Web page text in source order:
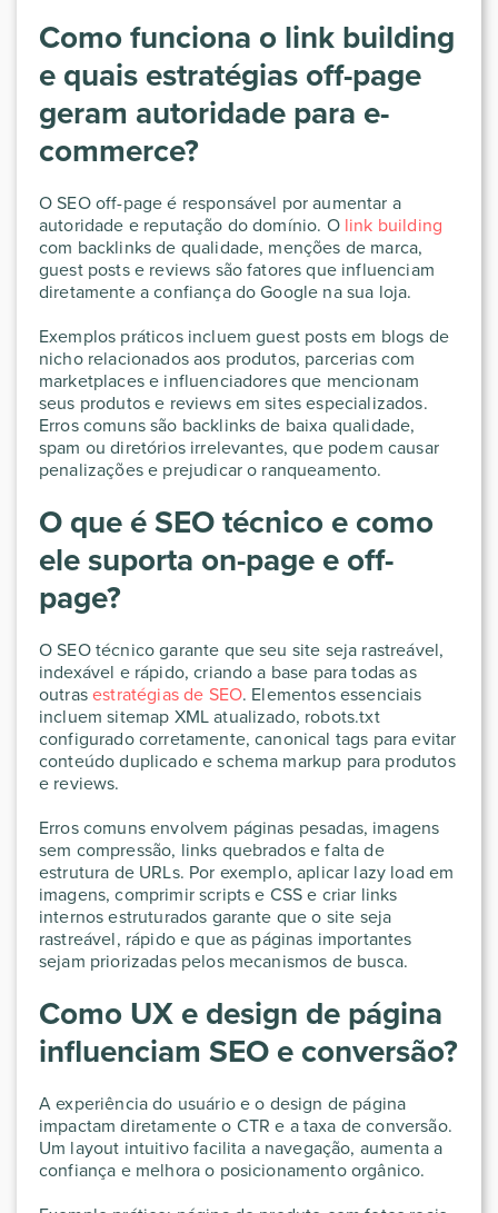
Como funciona o link building
e quais estratégias off-page
geram autoridade para e-
commerce?
O SEO off-page é responsável por aumentar a
autoridade e reputação do domínio. O link building
com backlinks de qualidade, menções de marca,
guest posts e reviews são fatores que influenciam
diretamente a confiança do Google na sua loja.
Exemplos práticos incluem guest posts em blogs de
nicho relacionados aos produtos, parcerias com
marketplaces e influenciadores que mencionam
seus produtos e reviews em sites especializados.
Erros comuns são backlinks de baixa qualidade,
spam ou diretórios irrelevantes, que podem causar
penalizações e prejudicar o ranqueamento.
O que é SEO técnico e como
ele suporta on-page e off-
page?
O SEO técnico garante que seu site seja rastreável,
indexável e rápido, criando a base para todas as
outrasestratégias de SEO. Elementos essenciais
incluem sitemap XML atualizado, robots.txt
configurado corretamente, canonical tags para evitar
conteúdo duplicado e schema markup para produtos
e reviews.
Erros comuns envolvem páginas pesadas, imagens
sem compressão, links quebrados e falta de
estrutura de URLs. Por exemplo, aplicar lazy load em
imagens, comprimir scripts e CSS e criar links
internos estruturados garante que o site seja
rastreável, rápido e que as páginas importantes
sejam priorizadas pelos mecanismos de busca.
Como UX e design de página
influenciam SEO e conversão?
A experiência do usuário e o design de página
impactam diretamente o CTR e a taxa de conversão.
Um layout intuitivo facilita a navegação, aumenta a
confiança e melhora o posicionamento orgânico.